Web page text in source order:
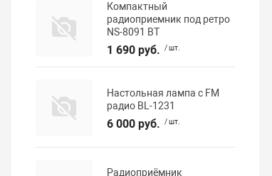
Компактный
радиоприемник под ретро
NS-8091 BT
1 690 руб. / шт.
Настольная лампа с FM
радио BL-1231
6 000 руб. / шт.
Радиоприёмник